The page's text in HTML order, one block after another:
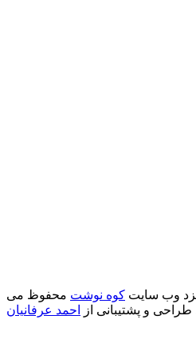
وب سایت کوه نوشت محفوظ می
طراحی و پشتیبانی از
احمد عرفانیان